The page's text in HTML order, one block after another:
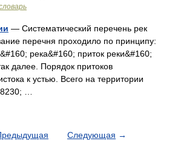
— Систематический перечень рек
перечня проходило по принципу:
река&#160; приток реки&#160;
далее. Порядок притоков
к устью. Всего на территории
…
Следующая →